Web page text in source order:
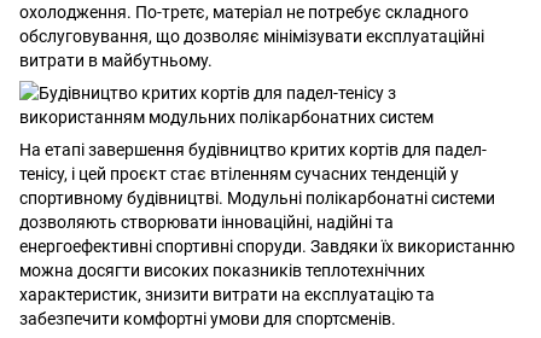
охолодження. По-третє, матеріал не потребує складного
обслуговування, що дозволяє мінімізувати експлуатаційні
витрати в майбутньому.
На етапі завершення будівництво критих кортів для падел-
тенісу, і цей проєкт стає втіленням сучасних тенденцій у
спортивному будівництві. Модульні полікарбонатні системи
дозволяють створювати інноваційні, надійні та
енергоефективні спортивні споруди. Завдяки їх використанню
можна досягти високих показників теплотехнічних
характеристик, знизити витрати на експлуатацію та
забезпечити комфортні умови для спортсменів.